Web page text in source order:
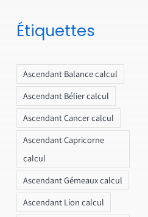
Étiquettes
Ascendant Balance calcul
Ascendant Bélier calcul
Ascendant Cancer calcul
Ascendant Capricorne
calcul
Ascendant Gémeaux calcul
Ascendant Lion calcul